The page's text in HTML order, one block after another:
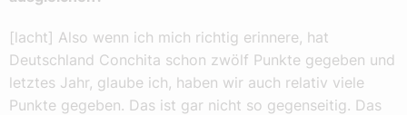
[lacht] Also wenn ich mich richtig erinnere, hat
Deutschland Conchita schon zwölf Punkte gegeben und
letztes Jahr, glaube ich, haben wir auch relativ viele
Punkte gegeben. Das ist gar nicht so gegenseitig. Das